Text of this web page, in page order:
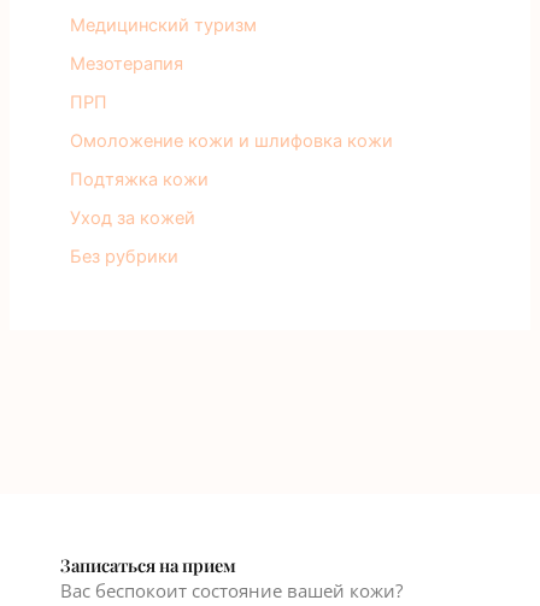
Медицинский туризм
Мезотерапия
ПРП
Омоложение кожи и шлифовка кожи
Подтяжка кожи
Уход за кожей
Без рубрики
Записаться на прием
Вас беспокоит состояние вашей кожи?